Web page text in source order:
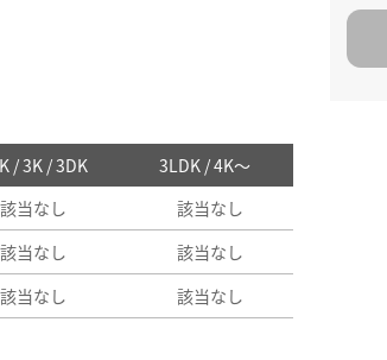
/ 3K / 3DK
3LDK / 4K～
該当なし
該当なし
該当なし
該当なし
該当なし 該当なし